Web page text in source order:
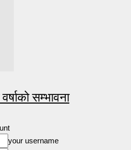
सम्भावना
your username